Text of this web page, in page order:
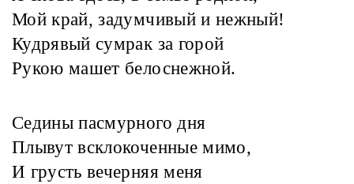
Мой край, задумчивый и нежный!
Кудрявый сумрак за горой
Рукою машет белоснежной.
Седины пасмурного дня
Плывут всклокоченные мимо,
И грусть вечерняя меня